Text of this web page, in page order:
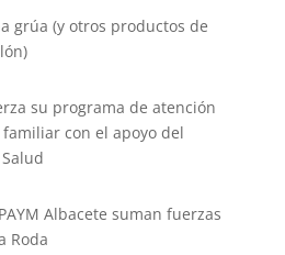
grúa (y otros productos de
su programa de atención
con el apoyo del
Albacete suman fuerzas
Roda